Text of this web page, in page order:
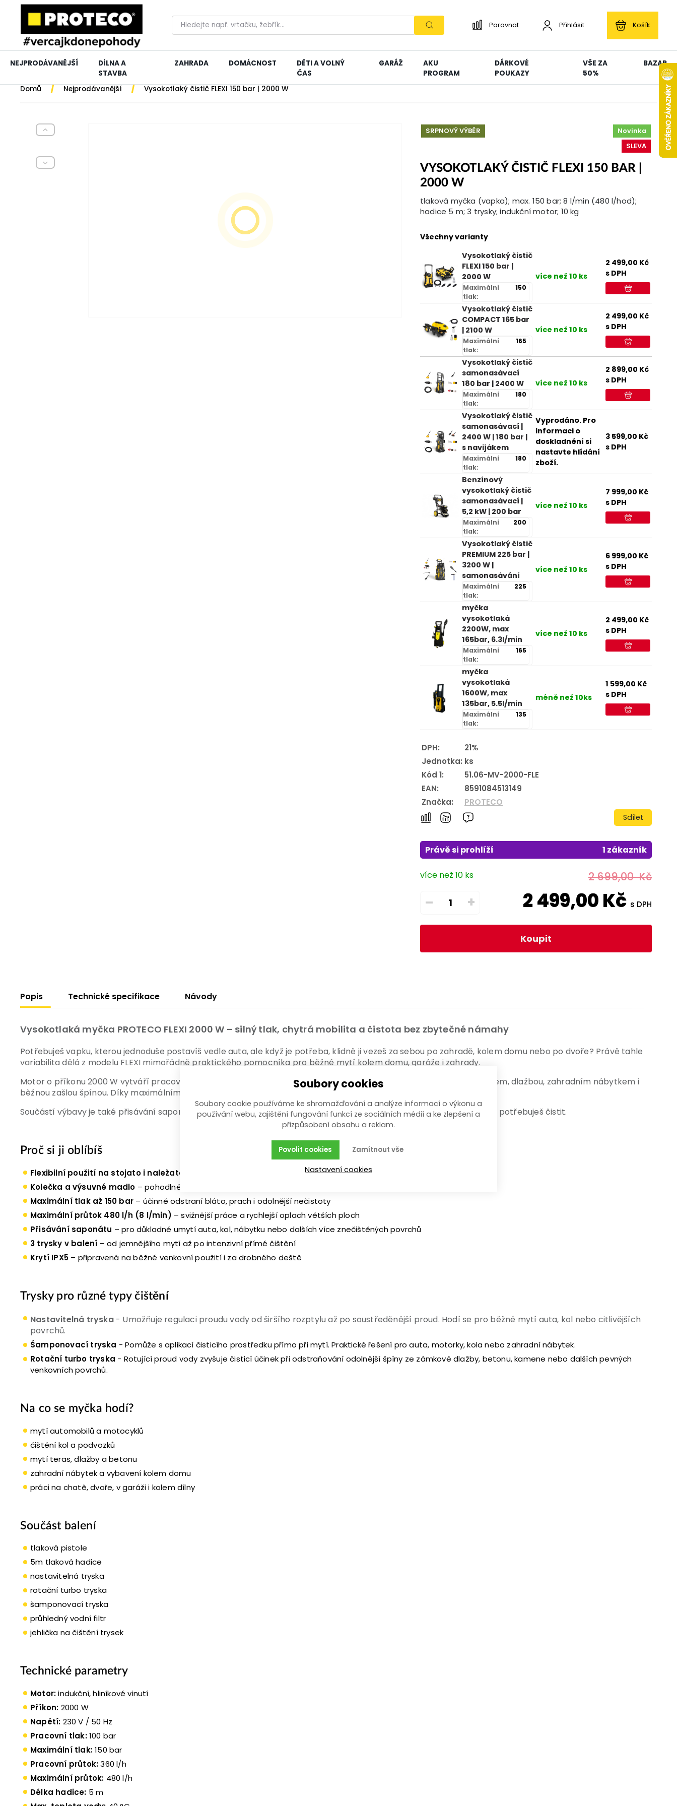
Porovnat Přihlásit Košík
NEJPRODÁVANĚJŠÍ
DÍLNA A
STAVBA
ZAHRADA DOMÁCNOST
DĚTI A VOLNÝ
ČAS
GARÁŽ
AKU
PROGRAM
DÁRKOVÉ
POUKAZY
VŠE ZA
50%
BAZAR
Domů / Nejprodávanější / Vysokotlaký čistič FLEXI 150 bar | 2000 W
Novinka
SLEVA
SRPNOVÝ VÝBĚR
VYSOKOTLAKÝ ČISTIČ FLEXI 150 BAR |
2000 W
tlaková myčka (vapka); max. 150 bar; 8 l/min (480 l/hod);
hadice 5 m; 3 trysky; indukční motor; 10 kg
Všechny varianty
Vysokotlaký čistič
FLEXI 150 bar |
2000 W
Maximální
tlak:
150
více než 10 ks
2 499,00 Kč
s DPH
Vysokotlaký čistič
COMPACT 165 bar
| 2100 W
Maximální
tlak:
165
více než 10 ks
2 499,00 Kč
s DPH
Vysokotlaký čistič
samonasávací
180 bar | 2400 W
Maximální
tlak:
180
více než 10 ks
2 899,00 Kč
s DPH
Vysokotlaký čistič
samonasávací |
2400 W | 180 bar |
s navijákem
Maximální
tlak:
180
Vyprodáno. Pro
informaci o
doskladnění si
nastavte hlídání
zboží.
3 599,00 Kč
s DPH
Benzínový
vysokotlaký čistič
samonasávací |
5,2 kW | 200 bar
Maximální
tlak:
200
více než 10 ks
7 999,00 Kč
s DPH
Vysokotlaký čistič
PREMIUM 225 bar |
3200 W |
samonasávání
Maximální
tlak:
225
více než 10 ks
6 999,00 Kč
s DPH
myčka
vysokotlaká
2200W, max
165bar, 6.3l/min
Maximální
tlak:
165
více než 10 ks
2 499,00 Kč
s DPH
myčka
vysokotlaká
1600W, max
135bar, 5.5l/min
Maximální
tlak:
135
méně než 10ks
1 599,00 Kč
s DPH
DPH:
21%
Jednotka: ks
Kód 1:
51.06-MV-2000-FLE
EAN:
8591084513149
Značka:
PROTECO
Sdílet
Právě si prohlíží 1 zákazník
více než 10 ks
– +
2 699,00Kč
2 499,00Kč s DPH
Koupit
Popis Technické specifikace Návody
Vysokotlaká myčka PROTECO FLEXI 2000 W – silný tlak, chytrá mobilita a čistota bez zbytečné námahy
Potřebuješ vapku, kterou jednoduše postavíš vedle auta, ale když je potřeba, klidně ji vezeš za sebou po zahradě, kolem domu nebo po dvoře? Právě tahle
variabilita dělá z modelu FLEXI mimořádně praktického pomocníka pro běžné mytí kolem domu, garáže i zahrady.
Motor o příkonu 2000 W vytváří pracovní tlak 100 bar a maximální tlak až 150 bar, takže si bez problémů poradí s autem, dlažbou, zahradním nábytkem i
běžnou zašlou špínou. Díky maximálnímu průtoku 480 l/h zvládneš vyčistit i větší plochy rychleji a pohodlněji.
Součástí výbavy je také přisávání saponátu a trojice trysek, takže si snadno zvolíš režim přesně podle toho, co zrovna potřebuješ čistit.
Proč si ji oblíbíš
Flexibilní použití na stojato i naležato s kolečky
– postavíš ji vedle sebe, nebo ji vezeš na kolečkách za sebou
Kolečka a výsuvné madlo – pohodlné přemisťování kolem auta, domu, terasy i zahrady i ve stojaté pozici
Maximální tlak až 150 bar – účinně odstraní bláto, prach i odolnější nečistoty
Maximální průtok 480 l/h (8 l/min) – svižnější práce a rychlejší oplach větších ploch
Přisávání saponátu – pro důkladné umytí auta, kol, nábytku nebo dalších více znečištěných povrchů
3 trysky v balení – od jemnějšího mytí až po intenzivní přímé čištění
Krytí IPX5 – připravená na běžné venkovní použití i za drobného deště
Trysky pro různé typy čištění
Nastavitelná tryska - Umožňuje regulaci proudu vody od širšího rozptylu až po soustředěnější proud. Hodí se pro běžné mytí auta, kol nebo citlivějších
povrchů.
Šamponovací tryska -Pomůže s aplikací čisticího prostředku přímo při mytí. Praktické řešení pro auta, motorky, kola nebo zahradní nábytek.
Rotační turbo tryska - Rotující proud vody zvyšuje čisticí účinek při odstraňování odolnější špíny ze zámkové dlažby, betonu, kamene nebo dalších pevných
venkovních povrchů.
Na co se myčka hodí?
mytí automobilů a motocyklů
čištění kol a podvozků
mytí teras, dlažby a betonu
zahradní nábytek a vybavení kolem domu
práci na chatě, dvoře, v garáži i kolem dílny
Součást balení
tlaková pistole
5m tlaková hadice
nastavitelná tryska
rotační turbo tryska
šamponovací tryska
průhledný vodní filtr
jehlička na čištění trysek
Technické parametry
Motor:indukční, hliníkové vinutí
Příkon: 2000 W
Napětí: 230 V / 50 Hz
Pracovní tlak:100 bar
Maximální tlak:150 bar
Pracovní průtok:360 l/h
Maximální průtok: 480 l/h
Délka hadice: 5 m
Soubory cookies
Soubory cookie používáme ke shromažďování a analýze informací o výkonu a
používání webu, zajištění fungování funkcí ze sociálních médií a ke zlepšení a
přizpůsobení obsahu a reklam.
Zamítnout vše
Povolit cookies
Nastavení cookies